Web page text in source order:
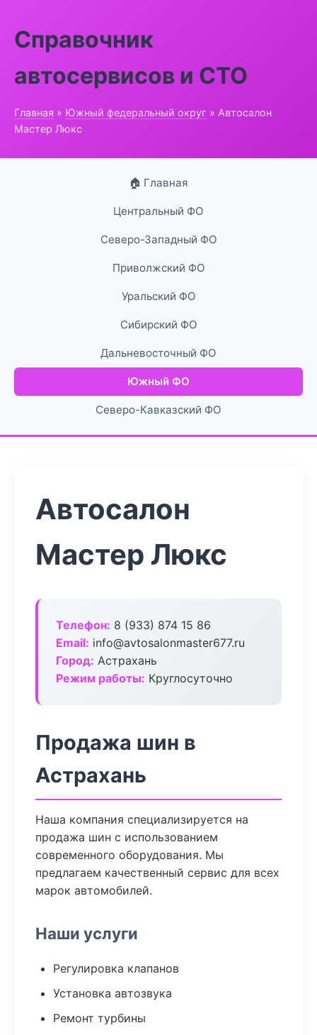
Справочник
автосервисов и СТО
Главная » Южный федеральный округ » Автосалон
Мастер Люкс
🏠 Главная
Центральный ФО
Северо-Западный ФО
Приволжский ФО
Уральский ФО
Сибирский ФО
Дальневосточный ФО
Южный ФО
Северо-Кавказский ФО
Автосалон
Мастер Люкс
Телефон: 8 (933) 874 15 86
Email: info@avtosalonmaster677.ru
Город: Астрахань
Режим работы: Круглосуточно
Продажа шин в
Астрахань
Наша компания специализируется на
продажа шин с использованием
современного оборудования. Мы
предлагаем качественный сервис для всех
марок автомобилей.
Наши услуги
Регулировка клапанов
Установка автозвука
Ремонт турбины